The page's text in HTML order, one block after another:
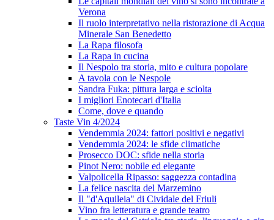
Verona
Il ruolo interpretativo nella ristorazione di Acqua
Minerale San Benedetto
La Rapa filosofa
La Rapa in cucina
Il Nespolo tra storia, mito e cultura popolare
A tavola con le Nespole
Sandra Fuka: pittura larga e sciolta
I migliori Enotecari d'Italia
Come, dove e quando
Taste Vin 4/2024
Vendemmia 2024: fattori positivi e negativi
Vendemmia 2024: le sfide climatiche
Prosecco DOC: sfide nella storia
Pinot Nero: nobile ed elegante
Valpolicella Ripasso: saggezza contadina
La felice nascita del Marzemino
Il "d'Aquileia" di Cividale del Friuli
Vino fra letteratura e grande teatro